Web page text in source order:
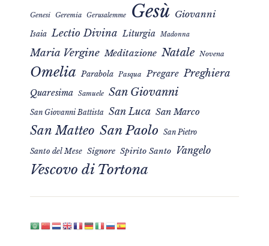
Genesi Geremia Gerusalemme Gesù Giovanni
Isaia Lectio Divina Liturgia Madonna
Maria Vergine Meditazione Natale Novena
Omelia Parabola Pasqua Pregare Preghiera
Quaresima Samuele San Giovanni
San Giovanni Battista San Luca San Marco
San Matteo San Paolo San Pietro
Santo del Mese Signore Spirito Santo Vangelo
Vescovo di Tortona